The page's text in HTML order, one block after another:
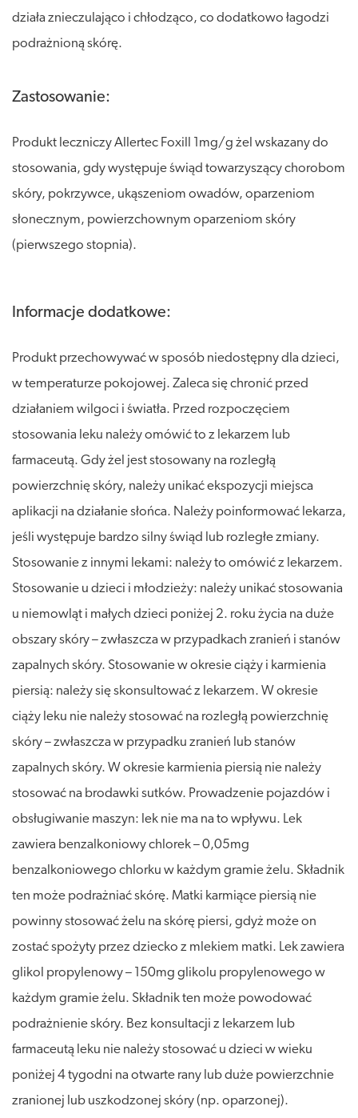
działa znieczulająco i chłodząco, co dodatkowo łagodzi
podrażnioną skórę.
Zastosowanie:
Produkt leczniczy Allertec Foxill 1mg/g żel wskazany do
stosowania, gdy występuje świąd towarzyszący chorobom
skóry, pokrzywce, ukąszeniom owadów, oparzeniom
słonecznym, powierzchownym oparzeniom skóry
(pierwszego stopnia).
Informacje dodatkowe:
Produkt przechowywać w sposób niedostępny dla dzieci,
w temperaturze pokojowej. Zaleca się chronić przed
działaniem wilgoci i światła. Przed rozpoczęciem
stosowania leku należy omówić to z lekarzem lub
farmaceutą. Gdy żel jest stosowany na rozległą
powierzchnię skóry, należy unikać ekspozycji miejsca
aplikacji na działanie słońca. Należy poinformować lekarza,
jeśli występuje bardzo silny świąd lub rozległe zmiany.
Stosowanie z innymi lekami: należy to omówić z lekarzem.
Stosowanie u dzieci i młodzieży: należy unikać stosowania
u niemowląt i małych dzieci poniżej 2. roku życia na duże
obszary skóry – zwłaszcza w przypadkach zranień i stanów
zapalnych skóry. Stosowanie w okresie ciąży i karmienia
piersią: należy się skonsultować z lekarzem. W okresie
ciąży leku nie należy stosować na rozległą powierzchnię
skóry – zwłaszcza w przypadku zranień lub stanów
zapalnych skóry. W okresie karmienia piersią nie należy
stosować na brodawki sutków. Prowadzenie pojazdów i
obsługiwanie maszyn: lek nie ma na to wpływu. Lek
zawiera benzalkoniowy chlorek – 0,05mg
benzalkoniowego chlorku w każdym gramie żelu. Składnik
ten może podrażniać skórę. Matki karmiące piersią nie
powinny stosować żelu na skórę piersi, gdyż może on
zostać spożyty przez dziecko z mlekiem matki. Lek zawiera
glikol propylenowy – 150mg glikolu propylenowego w
każdym gramie żelu. Składnik ten może powodować
podrażnienie skóry. Bez konsultacji z lekarzem lub
farmaceutą leku nie należy stosować u dzieci w wieku
poniżej 4 tygodni na otwarte rany lub duże powierzchnie
zranionej lub uszkodzonej skóry (np. oparzonej).